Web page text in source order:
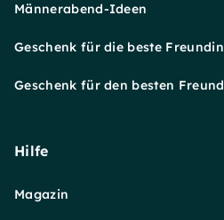
Männerabend-Ideen
Geschenk für die beste Freundin
Geschenk für den besten Freund
Hilfe
Magazin